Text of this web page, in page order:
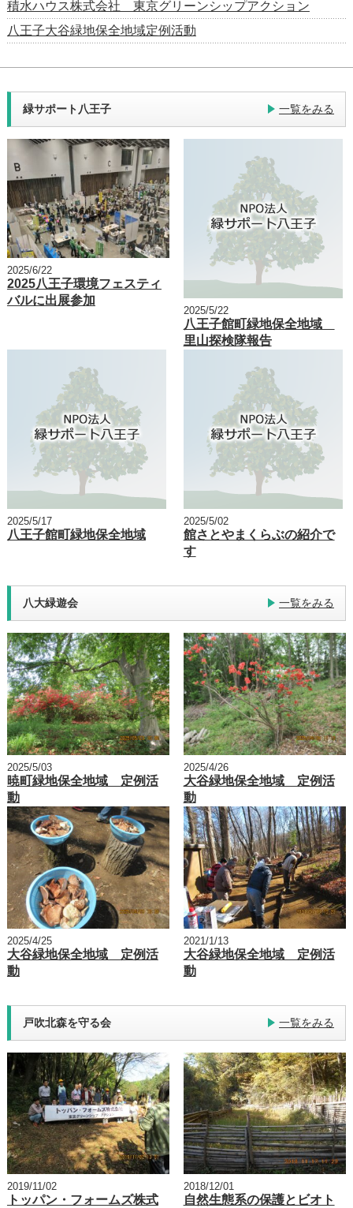
積水ハウス株式会社 東京グリーンシップアクション
八王子大谷緑地保全地域定例活動
緑サポート八王子 一覧をみる
2025/6/22
2025八王子環境フェスティ
バルに出展参加
2025/5/22
八王子館町緑地保全地域
里山探検隊報告
2025/5/17
八王子館町緑地保全地域
2025/5/02
館さとやまくらぶの紹介で
す
八大緑遊会 一覧をみる
2025/5/03
暁町緑地保全地域 定例活
動
2025/4/26
大谷緑地保全地域 定例活
動
2025/4/25
大谷緑地保全地域 定例活
動
2021/1/13
大谷緑地保全地域 定例活
動
戸吹北森を守る会 一覧をみる
2019/11/02
トッパン・フォームズ株式
2018/12/01
自然生態系の保護とビオト